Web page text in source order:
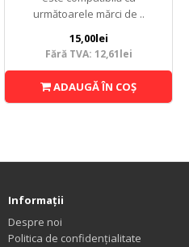
următoarele mărci de ..
15,00lei
Fără TVA: 12,61lei
ADAUGĂ ÎN COŞ
Informaţii
Despre noi
Politica de confidențialitate